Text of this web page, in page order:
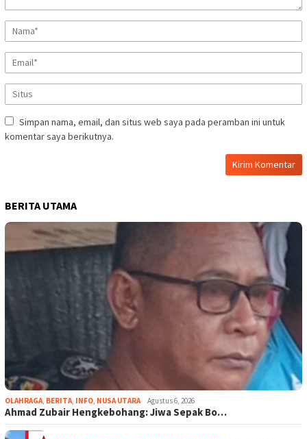
Simpan nama, email, dan situs web saya pada peramban ini untuk
komentar saya berikutnya.
BERITA UTAMA
OLAHRAGA, BERITA, INFO, NUSA UTARA Agustus 6, 2026
Ahmad Zubair Hengkebohang: Jiwa Sepak Bo…